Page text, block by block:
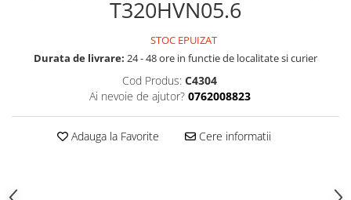
T320HVN05.6
STOC EPUIZAT
Durata de livrare: 24 - 48 ore in functie de localitate si curier
Cod Produs: C4304
Ai nevoie de ajutor? 0762008823
Adauga la Favorite Cere informatii